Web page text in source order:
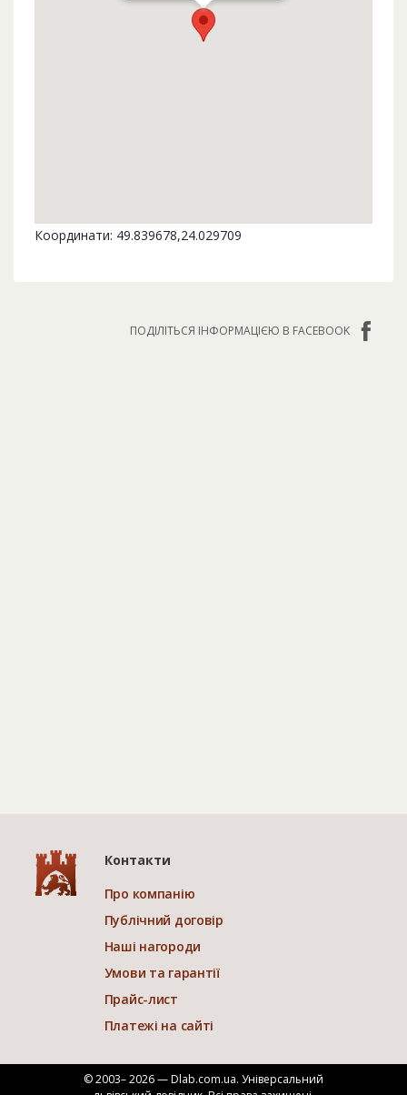
Координати: 49.839678,24.029709
ПОДІЛІТЬСЯ ІНФОРМАЦІЄЮ В FACEBOOK
Контакти
Про компанію
Публічний договір
Наші нагороди
Умови та гарантії
Прайс-лист
Платежі на сайті
© 2003– 2026 — Dlab.com.ua. Універсальний